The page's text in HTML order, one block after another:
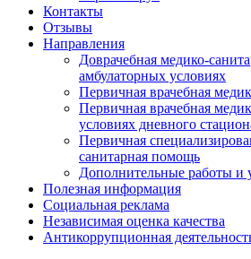
Контакты
Отзывы
Направления
Доврачебная медико-
амбулаторных условиях
Первичная врачебная
Первичная врачебная
условиях дневного
Первичная
санитарная помощь
Дополнительные работы и
Полезная информация
Социальная реклама
Независимая оценка качества
Антикоррупционная